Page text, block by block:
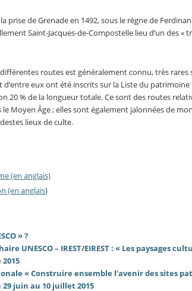
prise de Grenade en 1492, sous le règne de
Saint-Jacques-de-Compostelle lieu d’un des «
routes est généralement connu, très
d’entre eux ont été inscrits sur la Liste du
20 % de la longueur totale. Ce sont des routes
Moyen Âge ; elles sont également jalonnées de
lieux de culte.
(en anglais)
(en anglais)
» ?
UNESCO – IREST/EIREST : « Les paysages
« Construire ensemble l’avenir des sites
juin au 10 juillet 2015